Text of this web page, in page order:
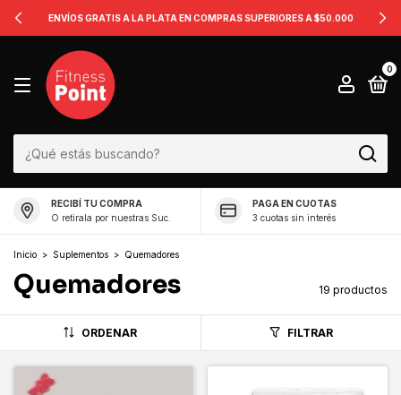
ENVÍOS GRATIS A LA PLATA EN COMPRAS SUPERIORES A $50.000
0
RECIBÍ TU COMPRA
O retirala por nuestras Suc.
PAGA EN CUOTAS
3 cuotas sin interés
Inicio > Suplementos > Quemadores
Quemadores 19 productos
ORDENAR FILTRAR